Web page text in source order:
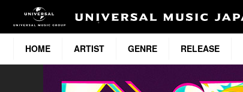
HOME ARTIST GENRE RELEASE